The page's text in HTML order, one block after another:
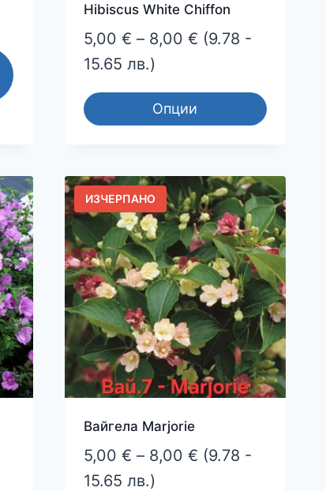
Hibiscus White Chiffon
5,00 € – 8,00 € Price
5,00 €
(9.78 -
15.65 лв.)
Опции
has
multiple
variants.
The
options
may
be
chosen
on
the
product
ИЗЧЕРПАНО
Вайгела Marjorie
5,00 € – 8,00 € Price
(9.78 -
15.65 лв.)